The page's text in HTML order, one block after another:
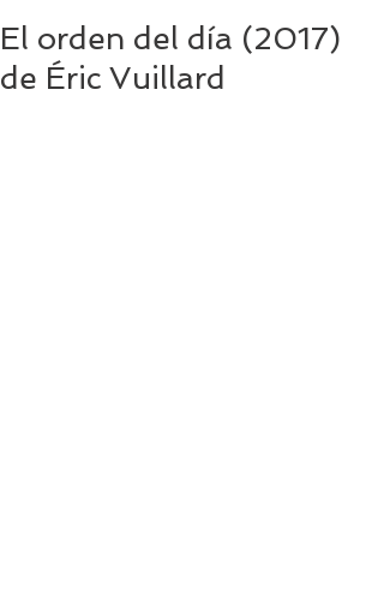
El orden del día (2017)
de Éric Vuillard